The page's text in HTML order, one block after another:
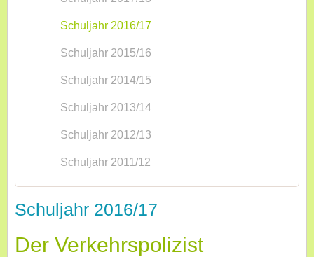
Schuljahr 2016/17
Schuljahr 2015/16
Schuljahr 2014/15
Schuljahr 2013/14
Schuljahr 2012/13
Schuljahr 2011/12
Schuljahr 2016/17
Der Verkehrspolizist